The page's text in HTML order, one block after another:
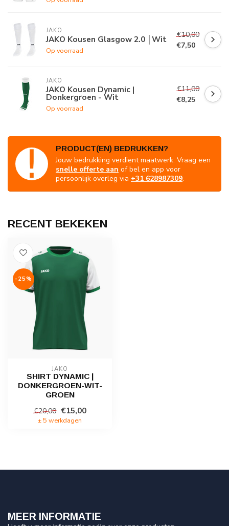
JAKO
JAKO Kousen Glasgow 2.0 │Wit
Op voorraad
€10,00
€7,50
JAKO
JAKO Kousen Dynamic |
Donkergroen - Wit
Op voorraad
€11,00
€8,25
PRODUCT(EN) BEDRUKKEN?
Jouw bedrukking verdient maatwerk. Vraag een
snelle offerte aan of bel en app voor
persoonlijk overleg via +31 628987309.
RECENT BEKEKEN
-25%
JAKO
SHIRT DYNAMIC |
DONKERGROEN-WIT-
GROEN
€20,00 €15,00
± 5 werkdagen
MEER INFORMATIE